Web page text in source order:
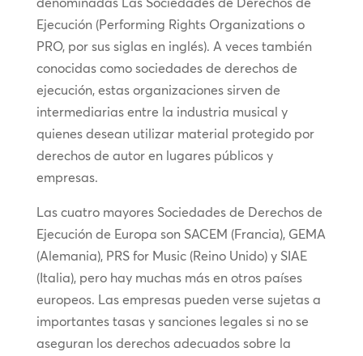
Ejecución (Performing Rights Organizations o
PRO, por sus siglas en inglés). A veces también
conocidas como sociedades de derechos de
ejecución, estas organizaciones sirven de
intermediarias entre la industria musical y
quienes desean utilizar material protegido por
derechos de autor en lugares públicos y
empresas.
Las cuatro mayores Sociedades de Derechos de
Ejecución de Europa son SACEM (Francia), GEMA
(Alemania), PRS for Music (Reino Unido) y SIAE
(Italia), pero hay muchas más en otros países
europeos. Las empresas pueden verse sujetas a
importantes tasas y sanciones legales si no se
aseguran los derechos adecuados sobre la